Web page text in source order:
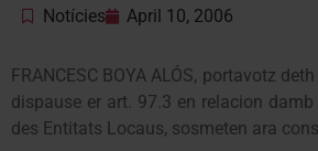
Notícies April 10, 2006
FRANCESC BOYA ALÓS, portavotz
dispause er art. 97.3 en relacion
des Entitats Locaus, sosmeten ara